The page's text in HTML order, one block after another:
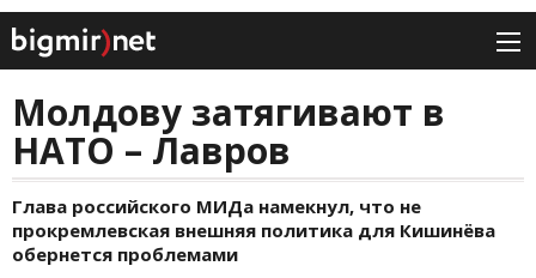
Молдову затягивают в
НАТО – Лавров
Глава российского МИДа намекнул, что не
прокремлевская внешняя политика для Кишинёва
обернется проблемами